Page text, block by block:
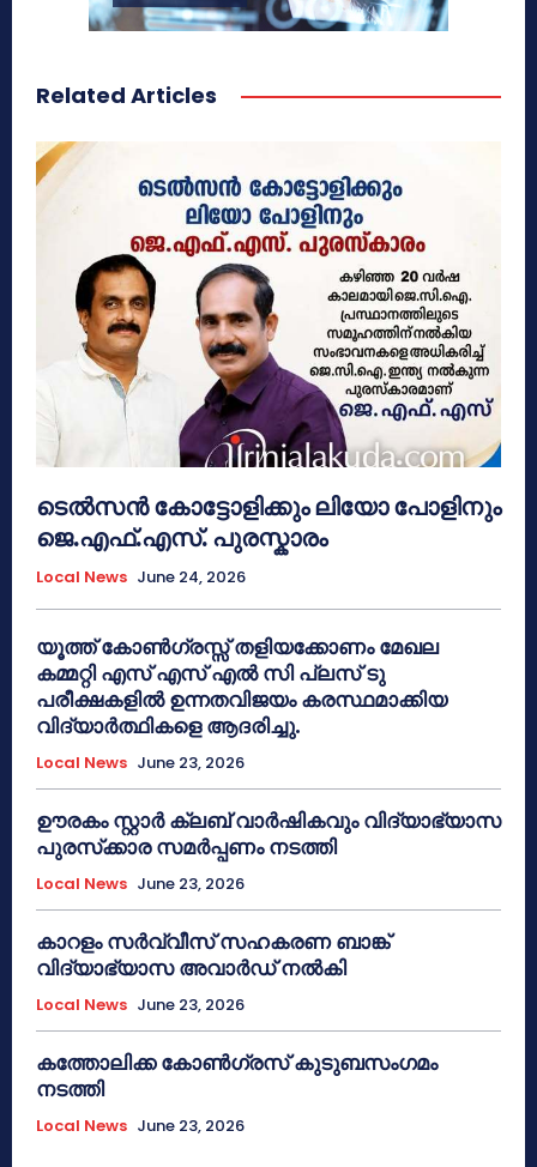
Related Articles
ടെൽസൻ കോട്ടോളിക്കും ലിയോ പോളിനും
ജെ.എഫ്.എസ്. പുരസ്കാരം
Local News June 24, 2026
യൂത്ത് കോൺഗ്രസ്സ് തളിയക്കോണം മേഖല
കമ്മറ്റി എസ് എസ് എൽ സി പ്ലസ് ടു
പരീക്ഷകളിൽ ഉന്നതവിജയം കരസ്ഥമാക്കിയ
വിദ്യാർത്ഥികളെ ആദരിച്ചു.
Local News June 23, 2026
ഊരകം സ്റ്റാർ ക്ലബ് വാർഷികവും വിദ്യാഭ്യാസ
പുരസ്‌ക്കാര സമർപ്പണം നടത്തി
Local News June 23, 2026
കാറളം സർവ്വീസ് സഹകരണ ബാങ്ക്
വിദ്യാഭ്യാസ അവാർഡ് നൽകി
Local News June 23, 2026
കത്തോലിക്ക കോൺഗ്രസ് കുടുബസംഗമം
നടത്തി
Local News June 23, 2026